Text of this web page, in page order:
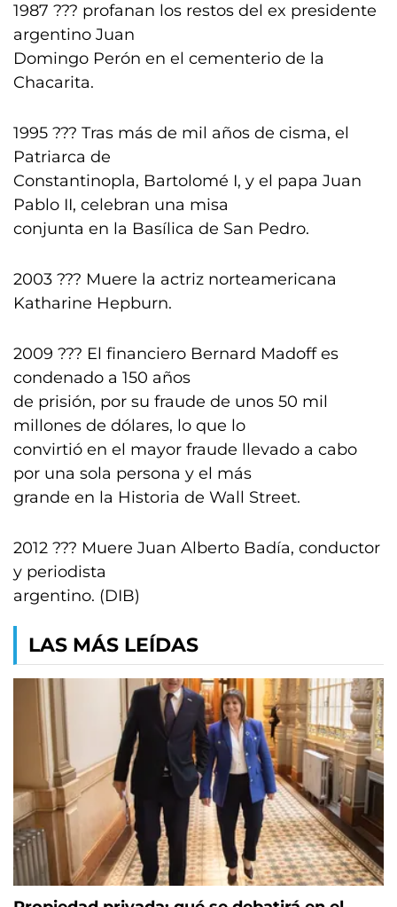
1987 ??? profanan los restos del ex presidente
argentino Juan
Domingo Perón en el cementerio de la
Chacarita.
1995 ??? Tras más de mil años de cisma, el
Patriarca de
Constantinopla, Bartolomé I, y el papa Juan
Pablo II, celebran una misa
conjunta en la Basílica de San Pedro.
2003 ??? Muere la actriz norteamericana
Katharine Hepburn.
2009 ??? El financiero Bernard Madoff es
condenado a 150 años
de prisión, por su fraude de unos 50 mil
millones de dólares, lo que lo
convirtió en el mayor fraude llevado a cabo
por una sola persona y el más
grande en la Historia de Wall Street.
2012 ??? Muere Juan Alberto Badía, conductor
y periodista
argentino. (DIB)
LAS MÁS LEÍDAS